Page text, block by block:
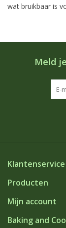
wat bruikbaar is
Meld
Klantenservice
Producten
Mijn account
Baking and